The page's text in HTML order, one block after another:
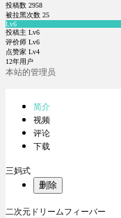
投稿数 2958
被拉黑次数 25
Lv6
投稿主 Lv6
评价师 Lv6
点赞家 Lv4
12年用户
本站的管理员
简介
视频
评论
下载
三妈式
删除
二次元ドリームフィーバー